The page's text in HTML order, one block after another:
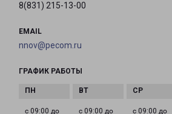
8(831) 215-13-00
EMAIL
nnov@pecom.ru
ГРАФИК РАБОТЫ
с 09:00 до
с 09:00 до
с 09:00 до